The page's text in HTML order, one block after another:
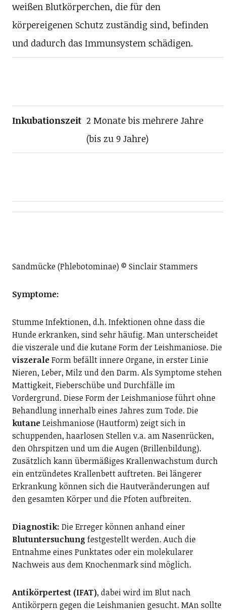
weißen Blutkörperchen, die für den
körpereigenen Schutz zuständig sind, befinden
und dadurch das Immunsystem schädigen.
Inkubationszeit 2 Monate bis mehrere Jahre
(bis zu 9 Jahre)
Sandmücke (Phlebotominae) © Sinclair Stammers
Symptome:
Stumme Infektionen, d.h. Infektionen ohne dass die
Hunde erkranken, sind sehr häufig. Man unterscheidet
die viszerale und die kutane Form der Leishmaniose. Die
viszeraleForm befällt innere Organe, in erster Linie
Nieren, Leber, Milz und den Darm. Als Symptome stehen
Mattigkeit, Fieberschübe und Durchfälle im
Vordergrund. Diese Form der Leishmaniose führt ohne
Behandlung innerhalb eines Jahres zum Tode. Die
kutaneLeishmaniose (Hautform) zeigt sich in
schuppenden, haarlosen Stellen v.a. am Nasenrücken,
den Ohrspitzen und um die Augen (Brillenbildung).
Zusätzlich kann übermäßiges Krallenwachstum durch
ein entzündetes Krallenbett auftreten. Bei längerer
Erkrankung können sich die Hautveränderungen auf
den gesamten Körper und die Pfoten aufbreiten.
Diagnostik: Die Erreger können anhand einer
Blutuntersuchung festgestellt werden. Auch die
Entnahme eines Punktates oder ein molekularer
Nachweis aus dem Knochenmark sind möglich.
Antikörpertest (IFAT), dabei wird im Blut nach
Antikörpern gegen die Leishmanien gesucht. MAn sollte